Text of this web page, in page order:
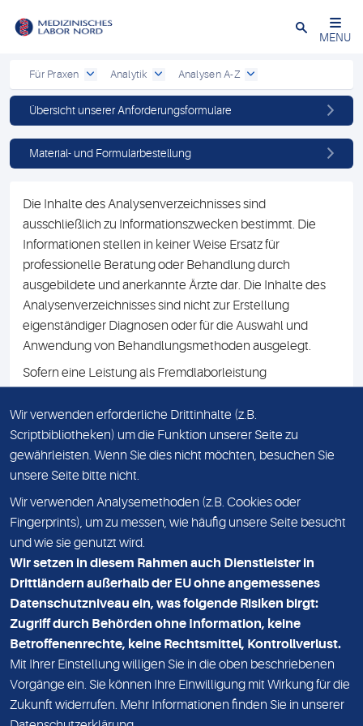
Schließen
MENU
Für Praxen Analytik Analysen A-Z
Übersicht unserer Anforderungsformulare
Material- und Formularbestellung
Die Inhalte des Analysenverzeichnisses sind
ausschließlich zu Informationszwecken bestimmt. Die
Informationen stellen in keiner Weise Ersatz für
professionelle Beratung oder Behandlung durch
ausgebildete und anerkannte Ärzte dar. Die Inhalte des
Analysenverzeichnisses sind nicht zur Erstellung
eigenständiger Diagnosen oder für die Auswahl und
Anwendung von Behandlungsmethoden ausgelegt.
Sofern eine Leistung als Fremdlaborleistung
Namen des Fremdlabors mit. Mit der Beauftragung der
Fremdlaborleistung erklären Sie sich mit dieser
Vereinbarung einverstanden.
DATENSCHUTZ
KONTAKT
NEWSLETTER
ADRESSE
MVZ Medizinisches Labor Nord MLN GmbH
Essener Straße 108
22419 Hamburg
Wir verwenden erforderliche Drittinhalte (z.B.
Scriptbibliotheken) um die Funktion unserer Seite zu
gewährleisten. Wenn Sie dies nicht möchten, besuchen Sie
unsere Seite bitte nicht.
Wir verwenden Analysemethoden (z.B. Cookies oder
Fingerprints), um zu messen, wie häufig unsere Seite besucht
und wie sie genutzt wird.
Wir setzen in diesem Rahmen auch Dienstleister in
Drittländern außerhalb der EU ohne angemessenes
Datenschutzniveau ein, was folgende Risiken birgt:
Zugriff durch Behörden ohne Information, keine
Betroffenenrechte, keine Rechtsmittel, Kontrollverlust.
Mit Ihrer Einstellung willigen Sie in die oben beschriebenen
Vorgänge ein. Sie können Ihre Einwilligung mit Wirkung für die
Zukunft widerrufen. Mehr Informationen finden Sie in unserer